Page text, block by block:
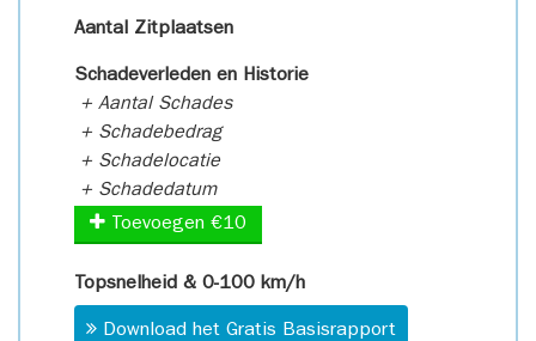
Aantal Zitplaatsen
Schadeverleden en Historie
+ Aantal Schades
+ Schadebedrag
+ Schadelocatie
+ Schadedatum
Toevoegen €10
Topsnelheid & 0-100 km/h
Download het Gratis Basisrapport